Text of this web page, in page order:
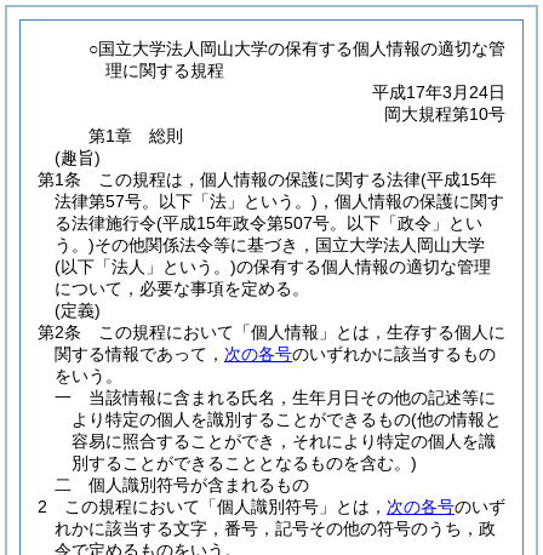
○国立大学法人岡山大学の保有する個人情報の適切な管
理に関する規程
平成17年3月24日
岡大規程第10号
第1章
総則
(趣旨)
第1条
この規程は，個人情報の保護に関する法律(平成15年
法律第57号。以下「法」という。) ，個人情報の保護に関す
る法律施行令(平成15年政令第507号。以下「政令」とい
う。)その他関係法令等に基づき，国立大学法人岡山大学
(以下「法人」という。)の保有する個人情報の適切な管理
について，必要な事項を定める。
(定義)
第2条
この規程において「個人情報」とは，生存する個人に
関する情報であって， 次の各号のいずれかに該当するもの
をいう。
一
当該情報に含まれる氏名，生年月日その他の記述等に
より特定の個人を識別することができるもの(他の情報と
容易に照合することができ，それにより特定の個人を識
別することができることとなるものを含む。)
二
個人識別符号が含まれるもの
2
この規程において「個人識別符号」とは， 次の各号のいず
れかに該当する文字，番号，記号その他の符号のうち，政
令で定めるものをいう。